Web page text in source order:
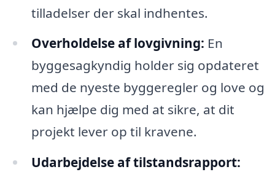
tilladelser der skal indhentes.
Overholdelse af lovgivning: En
byggesagkyndig holder sig opdateret
med de nyeste byggeregler og love og
kan hjælpe dig med at sikre, at dit
projekt lever op til kravene.
Udarbejdelse af tilstandsrapport: